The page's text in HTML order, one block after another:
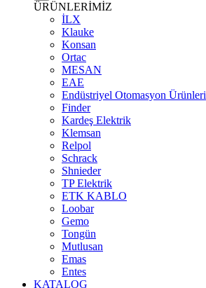
ÜRÜNLERİMİZ
İLX
Klauke
Konsan
Ortac
MESAN
EAE
Endüstriyel Otomasyon Ürünleri
Finder
Kardeş Elektrik
Klemsan
Relpol
Schrack
Shnieder
TP Elektrik
ETK KABLO
Loobar
Gemo
Tongün
Mutlusan
Emas
Entes
KATALOG